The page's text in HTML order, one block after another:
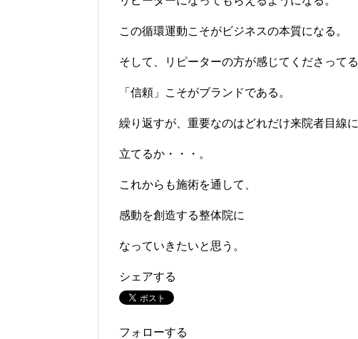
この循環運動こそがビジネスの本質になる。
そして、リピーターの方が感じてくださってる
「信頼」こそがブランドである。
繰り返すが、重要なのはどれだけ来院者目線に
立てるか・・・。
これからも施術を通して、
感動を創造する整体院に
なっていきたいと思う。
シェアする
フォローする